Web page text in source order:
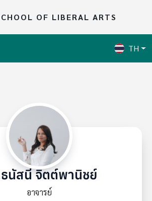
OF LIBERAL ARTS
TH
นัสนี จิตต์พานิชย์
อาจารย์